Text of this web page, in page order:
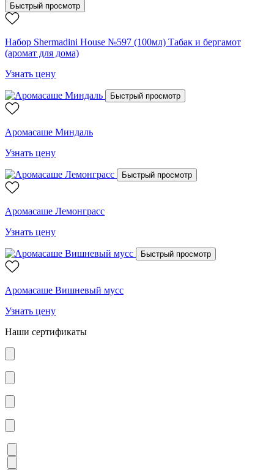
Быстрый просмотр
Набор Shermadini House №597 (100мл) Табак и бергамот
(аромат для дома)
Узнать цену
Быстрый просмотр
Аромасаше Миндаль
Узнать цену
Быстрый просмотр
Аромасаше Лемонграсс
Узнать цену
Быстрый просмотр
Аромасаше Вишневый мусс
Узнать цену
Наши сертификаты